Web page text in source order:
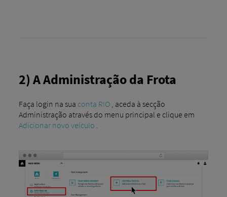
2) A Administração da Frota
Faça login na sua conta RIO, aceda à secção
Administração através do menu principal e clique em
Adicionar novo veículo